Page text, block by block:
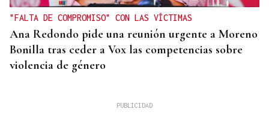
"FALTA DE COMPROMISO" CON LAS VÍCTIMAS
Ana Redondo pide una reunión urgente a Moreno
Bonilla tras ceder a Vox las competencias sobre
violencia de género